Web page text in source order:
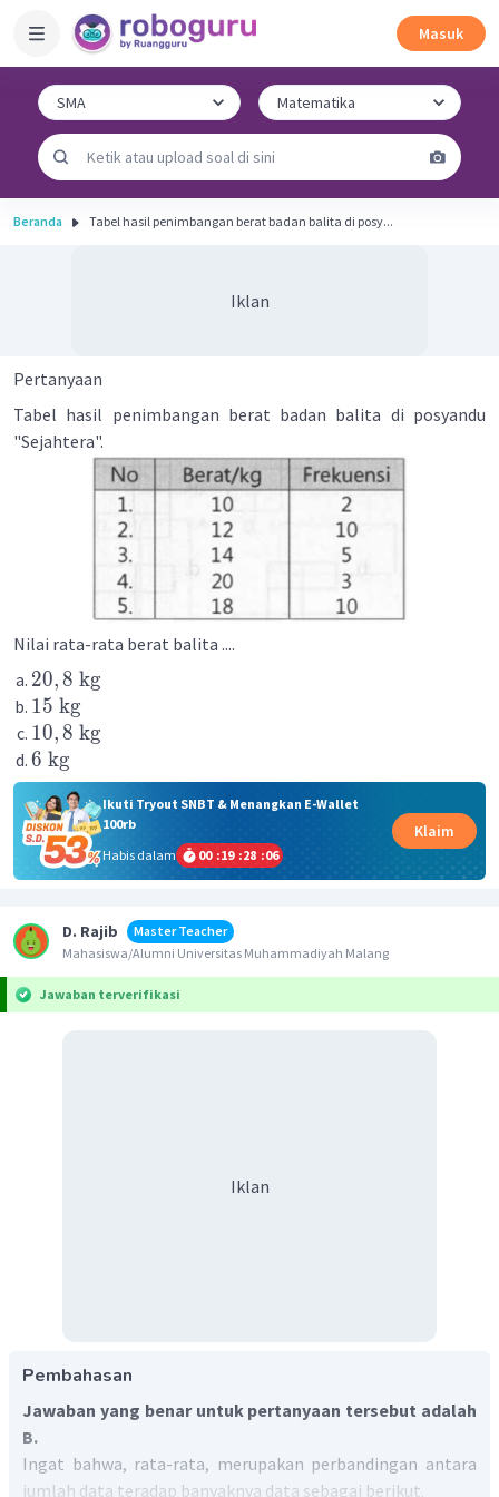
Masuk
Beranda Tabel hasil penimbangan berat badan balita di posy...
Iklan
Pertanyaan
Tabel hasil penimbangan berat badan balita di posyandu
"Sejahtera".
Nilai rata-rata berat balita ....
20,8 kg
15 kg
10,8 kg
6 kg
Ikuti Tryout SNBT & Menangkan E-Wallet
100rb
Habis dalam
00 :19 :28 :06
Klaim
D. Rajib
Master Teacher
Mahasiswa/Alumni Universitas Muhammadiyah Malang
Jawaban terverifikasi
Iklan
Pembahasan
Jawaban yang benar untuk pertanyaan tersebut adalah
B.
Ingat bahwa, rata-rata, merupakan perbandingan antara
jumlah data teradap banyaknya data sebagai berikut.